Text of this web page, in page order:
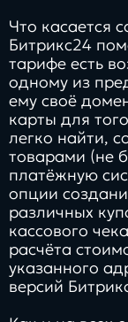
Что касается
Битрикс24
тарифе есть
одному из
ему своё
карты для
легко найти,
товарами (не
платёжную
опции
различных
кассового
расчёта
указанного
версий